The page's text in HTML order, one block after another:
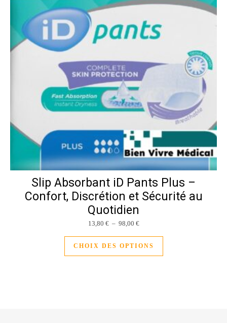
Slip Absorbant iD Pants Plus –
Confort, Discrétion et Sécurité au
Quotidien
13,80 € – 98,00 €Plage de prix : 13,80 € à 98,00 €
CHOIX DES OPTIONS